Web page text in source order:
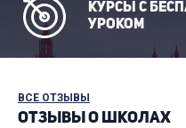
Курсы с
уроком
ВСЕ ОТЗЫВЫ
ОТЗЫВЫ О ШКОЛАХ